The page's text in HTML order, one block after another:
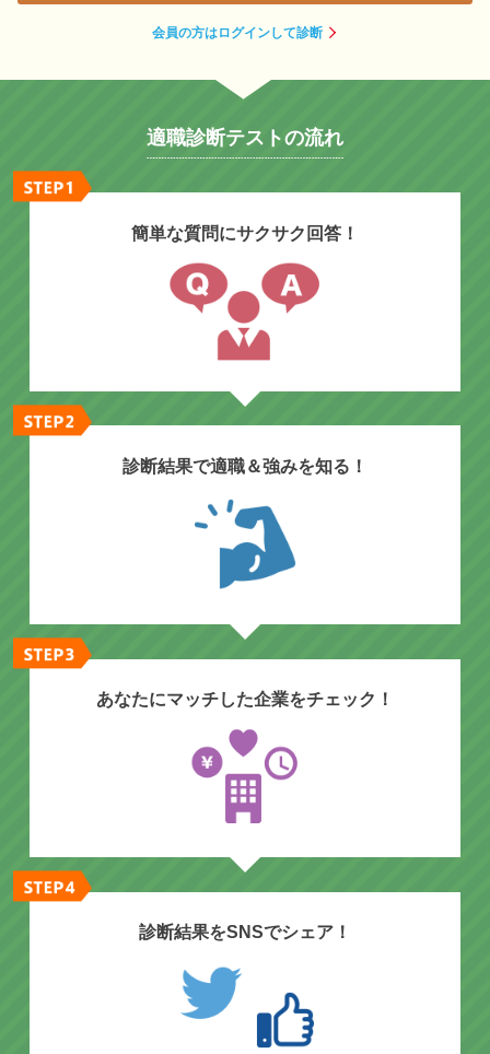
会員の方はログインして診断
適職診断テストの流れ
簡単な質問にサクサク回答！
診断結果で適職＆強みを知る！
あなたにマッチした企業をチェック！
診断結果をSNSでシェア！